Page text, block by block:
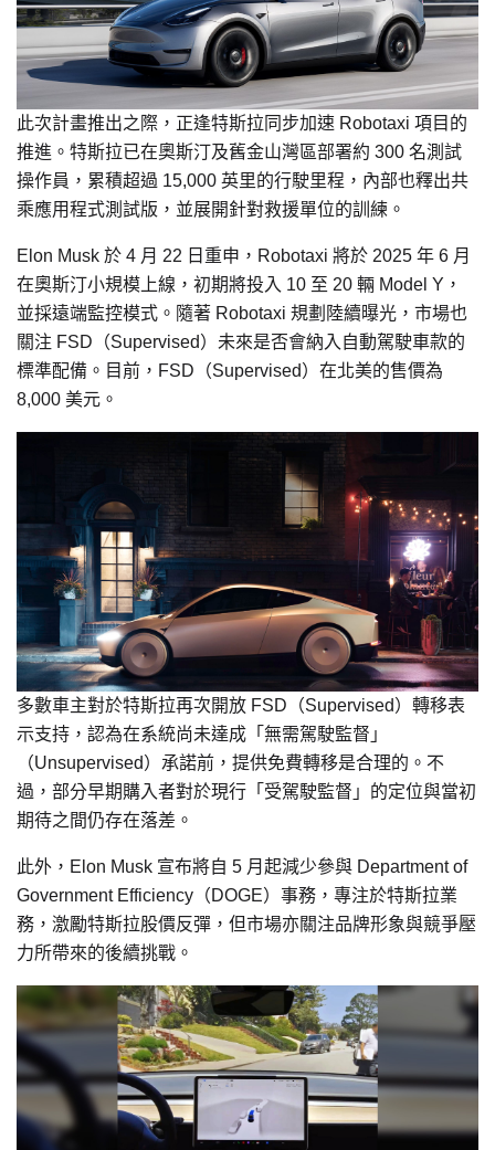
此次計畫推出之際，正逢特斯拉同步加速 Robotaxi 項目的
推進。特斯拉已在奧斯汀及舊金山灣區部署約 300 名測試
操作員，累積超過 15,000 英里的行駛里程，內部也釋出共
乘應用程式測試版，並展開針對救援單位的訓練。
Elon Musk 於 4 月 22 日重申，Robotaxi 將於 2025 年 6 月
在奧斯汀小規模上線，初期將投入 10 至 20 輛 Model Y，
並採遠端監控模式。隨著 Robotaxi 規劃陸續曝光，市場也
關注 FSD（Supervised）未來是否會納入自動駕駛車款的
標準配備。目前，FSD（Supervised）在北美的售價為
8,000 美元。
多數車主對於特斯拉再次開放 FSD（Supervised）轉移表
示支持，認為在系統尚未達成「無需駕駛監督」
（Unsupervised）承諾前，提供免費轉移是合理的。不
過，部分早期購入者對於現行「受駕駛監督」的定位與當初
期待之間仍存在落差。
此外，Elon Musk 宣布將自 5 月起減少參與 Department of
Government Efficiency（DOGE）事務，專注於特斯拉業
務，激勵特斯拉股價反彈，但市場亦關注品牌形象與競爭壓
力所帶來的後續挑戰。